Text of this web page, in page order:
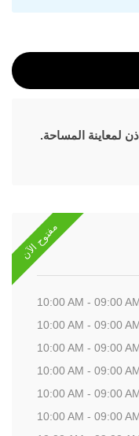
لمعاينة المساحة.
مفتوح الآن
10:00 AM - 09:00
10:00 AM - 09:00
10:00 AM - 09:00
10:00 AM - 09:00
10:00 AM - 09:00
10:00 AM - 09:00